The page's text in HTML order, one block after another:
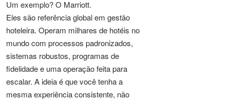
Um exemplo? O Marriott.
Eles são referência global em gestão
hoteleira. Operam milhares de hotéis no
mundo com processos padronizados,
sistemas robustos, programas de
fidelidade e uma operação feita para
escalar. A ideia é que você tenha a
mesma experiência consistente, não